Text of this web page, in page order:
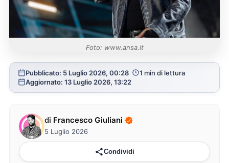
Foto: www.ansa.it
Pubblicato: 5 Luglio 2026, 00:28
1 min di lettura
Aggiornato: 13 Luglio 2026, 13:22
di Francesco Giuliani
5 Luglio 2026
Condividi